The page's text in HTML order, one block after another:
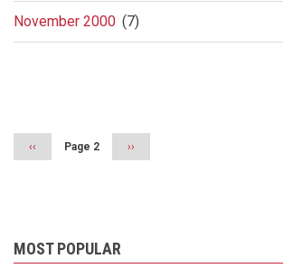
November 2000 (7)
Previous
page
‹‹ Page 2
Next
page
››
MOST POPULAR